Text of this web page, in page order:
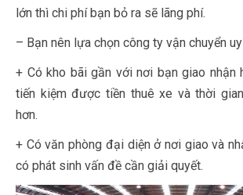
lớn thì chi phí bạn bỏ ra sẽ lãng phí.
– Bạn nên lựa chọn công ty vận chuyển
+ Có kho bãi gần với nơi bạn giao nhận
tiến kiệm được tiền thuê xe và thời
hơn.
+ Có văn phòng đại diện ở nơi giao và
có phát sinh vấn đề cần giải quyết.